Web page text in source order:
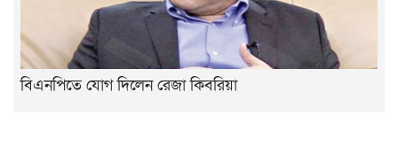
বিএনপিতে যোগ দিলেন রেজা কিবরিয়া